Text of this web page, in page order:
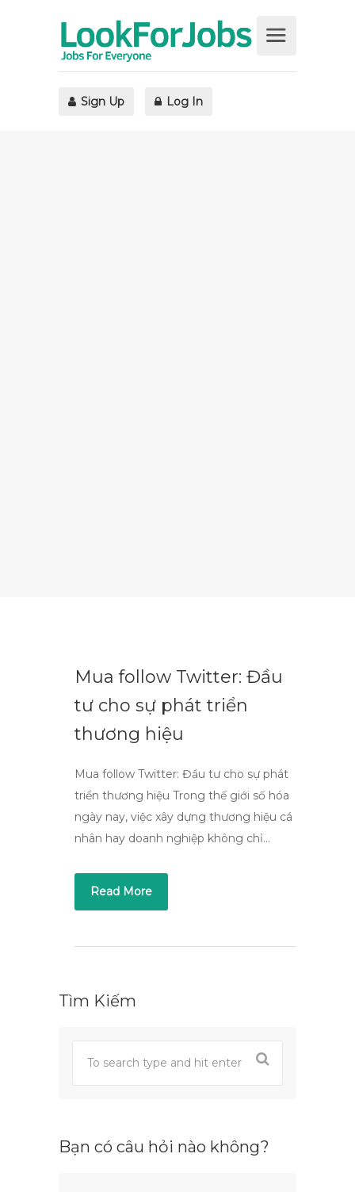
Sign Up Log In
Mua follow Twitter: Đầu
tư cho sự phát triển
thương hiệu
Mua follow Twitter: Đầu tư cho sự phát
triển thương hiệu Trong thế giới số hóa
ngày nay, việc xây dựng thương hiệu cá
nhân hay doanh nghiệp không chỉ…
Read More
Tìm Kiếm
Bạn có câu hỏi nào không?